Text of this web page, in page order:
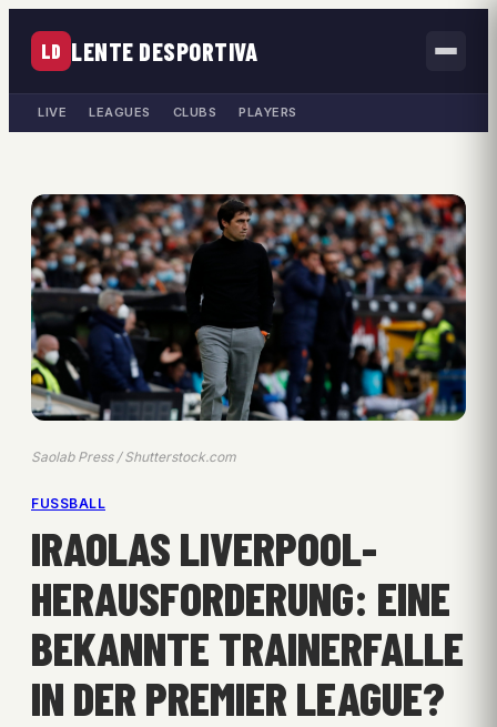
LD LENTE DESPORTIVA
LIVE LEAGUES CLUBS PLAYERS
Saolab Press / Shutterstock.com
FUSSBALL
IRAOLAS LIVERPOOL-
HERAUSFORDERUNG: EINE
BEKANNTE TRAINERFALLE
IN DER PREMIER LEAGUE?